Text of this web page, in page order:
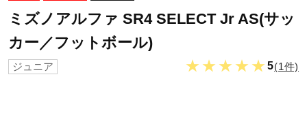
ランニング
ミズノアルファ SR4 SELECT Jr AS(サッ
カー／フットボール)
ジュニア ★★★★★5(1件)